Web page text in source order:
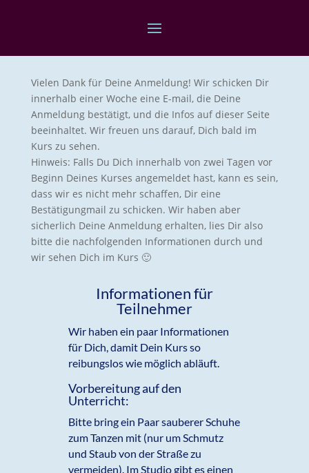
Vielen Dank für Deine Anmeldung! Wir schicken Dir
innerhalb einer Woche eine E-mail, die Deine
Anmeldung bestätigt, und die Infos auf dieser Seite
beeinhaltet. Wir freuen uns darauf, Dich bald im
Kurs zu sehen.
Hinweis: Falls Du Dich innerhalb von zwei Tagen vor
Beginn Deines Kurses angemeldet hast, kann es sein,
dass wir es nicht mehr schaffen, Dir eine
Bestätigungmail zu schicken. Wir haben aber
sicherlich Deine Anmeldung erhalten, lies Dir also
bitte die nachfolgenden Informationen durch und
wir sehen Dich im Kurs 🙂
Informationen für
Teilnehmer
Wir haben ein paar Informationen
für Dich, damit Dein Kurs so
reibungslos wie möglich abläuft.
Vorbereitung auf den
Unterricht:
Bitte bring ein Paar sauberer Schuhe
zum Tanzen mit (nur um Schmutz
und Staub von der Straße zu
vermeiden). Im Studio gibt es einen